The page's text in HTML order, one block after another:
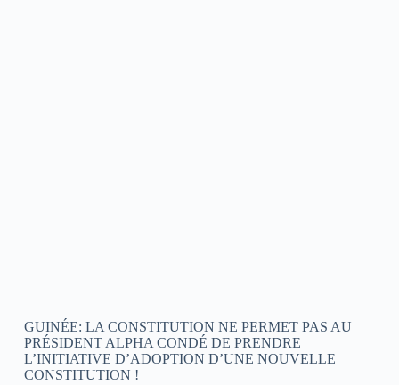
GUINÉE: LA CONSTITUTION NE PERMET PAS AU
PRÉSIDENT ALPHA CONDÉ DE PRENDRE
L’INITIATIVE D’ADOPTION D’UNE NOUVELLE
CONSTITUTION !